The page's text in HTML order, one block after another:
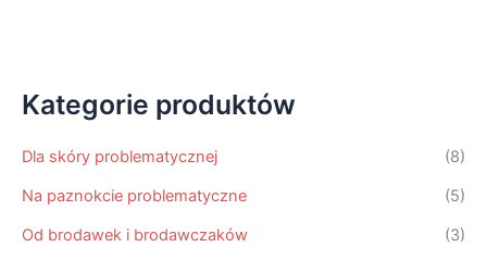
Kategorie produktów
Dla skóry problematycznej
(8)
Na paznokcie problematyczne
(5)
Od brodawek i brodawczaków
(3)